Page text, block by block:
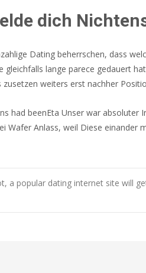
dich
Dating beherrschen, dass
gleichfalls lange parece gedauert
zusetzen weiters erst nachher
had beenEta Unser war absoluter
Wafer Anlass, weil Diese
a popular dating internet site will